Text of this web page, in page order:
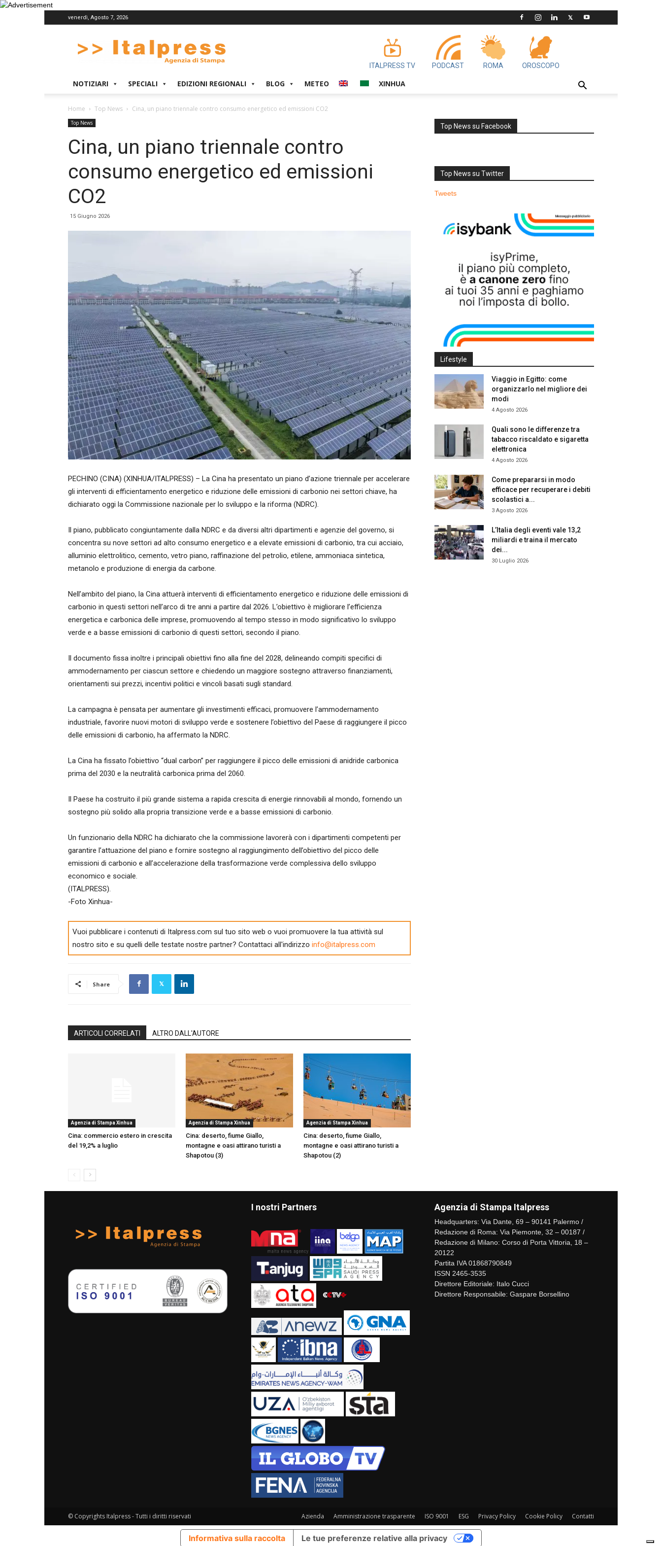
venerdì, Agosto 7, 2026
ITALPRESS TV PODCAST ROMA OROSCOPO
NOTIZIARI SPECIALI EDIZIONI REGIONALI BLOG METEO XINHUA
Home Top News Cina, un piano triennale contro consumo energetico ed emissioni CO2
Top News
Cina, un piano triennale contro
consumo energetico ed emissioni
CO2
15 Giugno 2026
PECHINO (CINA) (XINHUA/ITALPRESS) – La Cina ha presentato un piano d’azione triennale per accelerare
gli interventi di efficientamento energetico e riduzione delle emissioni di carbonio nei settori chiave, ha
dichiarato oggi la Commissione nazionale per lo sviluppo e la riforma (NDRC).
Il piano, pubblicato congiuntamente dalla NDRC e da diversi altri dipartimenti e agenzie del governo, si
concentra su nove settori ad alto consumo energetico e a elevate emissioni di carbonio, tra cui acciaio,
alluminio elettrolitico, cemento, vetro piano, raffinazione del petrolio, etilene, ammoniaca sintetica,
metanolo e produzione di energia da carbone.
Nell’ambito del piano, la Cina attuerà interventi di efficientamento energetico e riduzione delle emissioni di
carbonio in questi settori nell’arco di tre anni a partire dal 2026. L’obiettivo è migliorare l’efficienza
energetica e carbonica delle imprese, promuovendo al tempo stesso in modo significativo lo sviluppo
verde e a basse emissioni di carbonio di questi settori, secondo il piano.
Il documento fissa inoltre i principali obiettivi fino alla fine del 2028, delineando compiti specifici di
ammodernamento per ciascun settore e chiedendo un maggiore sostegno attraverso finanziamenti,
orientamenti sui prezzi, incentivi politici e vincoli basati sugli standard.
La campagna è pensata per aumentare gli investimenti efficaci, promuovere l’ammodernamento
industriale, favorire nuovi motori di sviluppo verde e sostenere l’obiettivo del Paese di raggiungere il picco
delle emissioni di carbonio, ha affermato la NDRC.
La Cina ha fissato l’obiettivo “dual carbon” per raggiungere il picco delle emissioni di anidride carbonica
prima del 2030 e la neutralità carbonica prima del 2060.
Il Paese ha costruito il più grande sistema a rapida crescita di energie rinnovabili al mondo, fornendo un
sostegno più solido alla propria transizione verde e a basse emissioni di carbonio.
Un funzionario della NDRC ha dichiarato che la commissione lavorerà con i dipartimenti competenti per
garantire l’attuazione del piano e fornire sostegno al raggiungimento dell’obiettivo del picco delle
emissioni di carbonio e all’accelerazione della trasformazione verde complessiva dello sviluppo
economico e sociale.
(ITALPRESS).
-Foto Xinhua-
Vuoi pubblicare i contenuti di Italpress.com sul tuo sito web o vuoi promuovere la tua attività sul
nostro sito e su quelli delle testate nostre partner? Contattaci all'indirizzo info@italpress.com
Share
ARTICOLI CORRELATI ALTRO DALL'AUTORE
Agenzia di Stampa Xinhua
Cina: commercio estero in crescita
del 19,2% a luglio
Agenzia di Stampa Xinhua
Cina: deserto, fiume Giallo,
montagne e oasi attirano turisti a
Shapotou (3)
Agenzia di Stampa Xinhua
Cina: deserto, fiume Giallo,
montagne e oasi attirano turisti a
Shapotou (2)
Top News su Facebook
Top News su Twitter
Tweets
Lifestyle
Viaggio in Egitto: come
organizzarlo nel migliore dei
modi
4 Agosto 2026
Quali sono le differenze tra
tabacco riscaldato e sigaretta
elettronica
4 Agosto 2026
Come prepararsi in modo
efficace per recuperare i debiti
scolastici a...
3 Agosto 2026
L’Italia degli eventi vale 13,2
miliardi e traina il mercato
dei...
30 Luglio 2026
I nostri Partners Agenzia di Stampa Italpress
Headquarters: Via Dante, 69 – 90141 Palermo /
Redazione di Roma: Via Piemonte, 32 – 00187 /
Redazione di Milano: Corso di Porta Vittoria, 18 –
20122
Partita IVA 01868790849
ISSN 2465-3535
Direttore Editoriale: Italo Cucci
Direttore Responsabile: Gaspare Borsellino
Azienda Amministrazione trasparente ISO 9001 ESG Privacy Policy Cookie Policy Contatti
© Copyrights Italpress - Tutti i diritti riservati
Informativa sulla raccolta Le tue preferenze relative alla privacy